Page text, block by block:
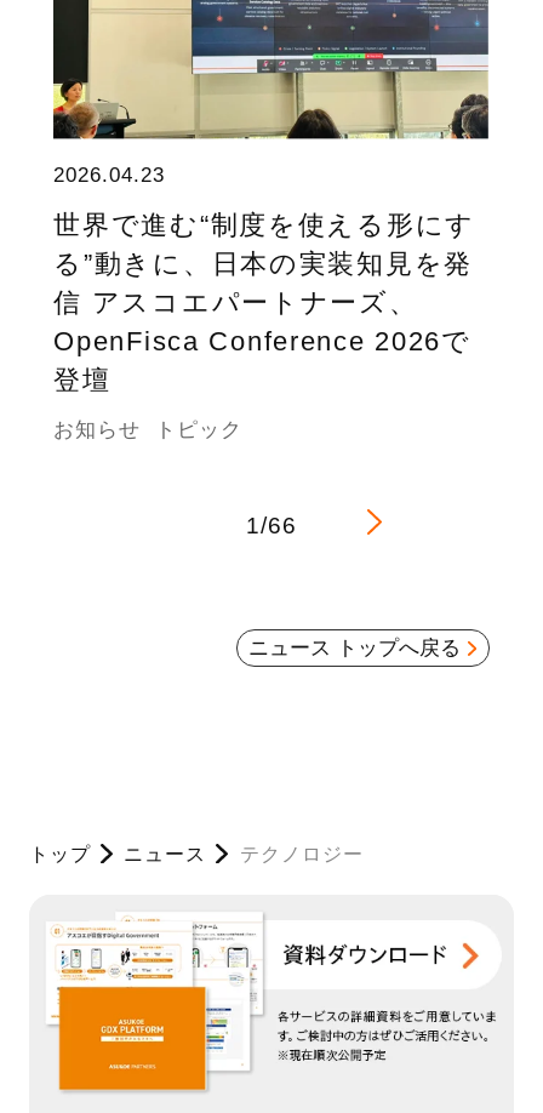
2026.04.23
世界で進む“制度を使える形にす
る”動きに、日本の実装知見を発
信 アスコエパートナーズ、
OpenFisca Conference 2026で
登壇
お知らせ トピック
1/66
ニュース トップへ戻る
トップ ニュース テクノロジー